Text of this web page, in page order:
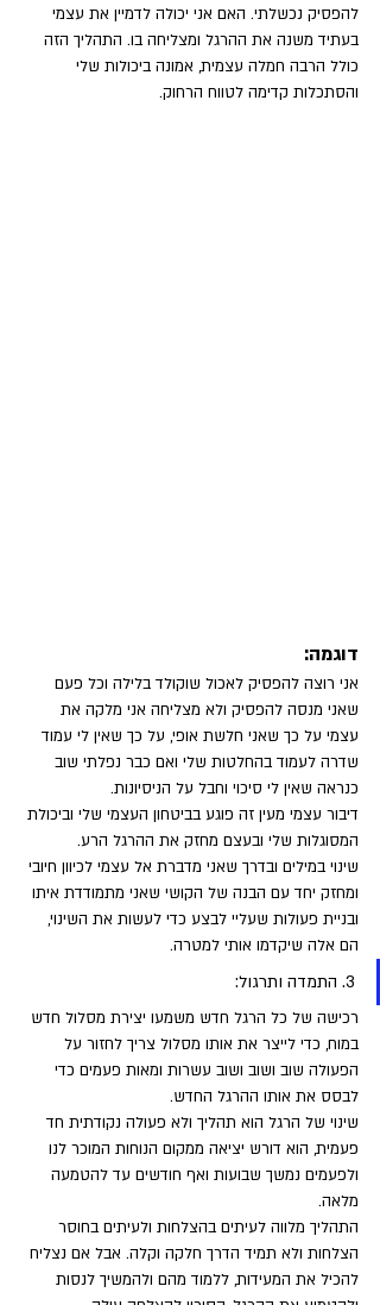
להפסיק נכשלתי. האם אני יכולה לדמיין את עצמי
בעתיד משנה את ההרגל ומצליחה בו. התהליך הזה
כולל הרבה חמלה עצמית, אמונה ביכולות שלי
והסתכלות קדימה לטווח הרחוק.
דוגמה:
אני רוצה להפסיק לאכול שוקולד בלילה וכל פעם
שאני מנסה להפסיק ולא מצליחה אני מלקה את
עצמי על כך שאני חלשת אופי, על כך שאין לי עמוד
שדרה לעמוד בהחלטות שלי ואם כבר נפלתי שוב
כנראה שאין לי סיכוי וחבל על הניסיונות.
דיבור עצמי מעין זה פוגע בביטחון העצמי שלי וביכולת
המסוגלות שלי ובעצם מחזק את ההרגל הרע.
שינוי במילים ובדרך שאני מדברת אל עצמי לכיוון חיובי
ומחזק יחד עם הבנה של הקושי שאני מתמודדת איתו
ובניית פעולות שעליי לבצע כדי לעשות את השינוי,
הם אלה שיקדמו אותי למטרה.
3. התמדה ותרגול:
רכישה של כל הרגל חדש משמעו יצירת מסלול חדש
במוח, כדי לייצר את אותו מסלול צריך לחזור על
הפעולה שוב ושוב ושוב עשרות ומאות פעמים כדי
לבסס את אותו ההרגל החדש.
שינוי של הרגל הוא תהליך ולא פעולה נקודתית חד
פעמית, הוא דורש יציאה ממקום הנוחות המוכר לנו
ולפעמים נמשך שבועות ואף חודשים עד להטמעה
מלאה.
התהליך מלווה לעיתים בהצלחות ולעיתים בחוסר
הצלחות ולא תמיד הדרך חלקה וקלה. אבל אם נצליח
להכיל את המעידות, ללמוד מהם ולהמשיך לנסות